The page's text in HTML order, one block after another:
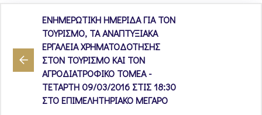
ΕΝΗΜΕΡΩΤΙΚΗ ΗΜΕΡΙΔΑ ΓΙΑ ΤΟΝ
ΤΟΥΡΙΣΜΟ, ΤΑ ΑΝΑΠΤΥΞΙΑΚΑ
ΕΡΓΑΛΕΙΑ ΧΡΗΜΑΤΟΔΟΤΗΣΗΣ
ΣΤΟΝ ΤΟΥΡΙΣΜΟ ΚΑΙ ΤΟΝ
ΑΓΡΟΔΙΑΤΡΟΦΙΚΟ ΤΟΜΕΑ -
ΤEΤΑΡΤΗ 09/03/2016 ΣΤΙΣ 18:30
ΣΤΟ ΕΠΙΜΕΛΗΤΗΡΙΑΚΟ ΜΕΓΑΡΟ